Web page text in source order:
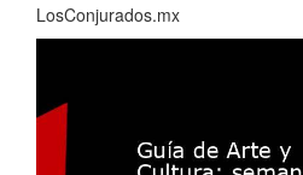
LosConjurados.mx